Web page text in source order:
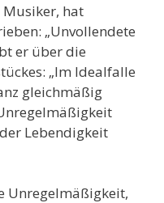
hat
„Unvollendete
er über die
„Im Idealfalle
gleichmäßig
Lebendigkeit
Unregelmäßigkeit,